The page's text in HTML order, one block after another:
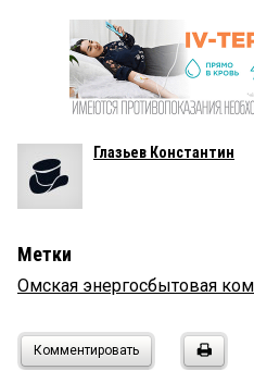
Глазьев Константин
Метки
Омская энергосбытовая
Комментировать